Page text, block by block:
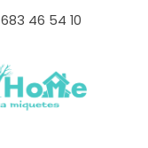
683 46 54 10